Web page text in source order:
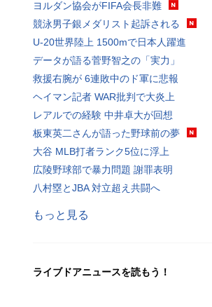
ヨルダン協会がFIFA会長非難
競泳男子銀メダリスト起訴される
U-20世界陸上 1500mで日本人躍進
データが語る菅野智之の「実力」
救援右腕が 6連敗中のド軍に悲報
ヘイマン記者 WAR批判で大炎上
レアルでの経験 中井卓大が回想
板東英二さんが語った野球前の夢
大谷 MLB打者ランク5位に浮上
広陵野球部で暴力問題 謝罪表明
八村塁とJBA 対立超え共闘へ
もっと見る
ライブドアニュースを読もう！